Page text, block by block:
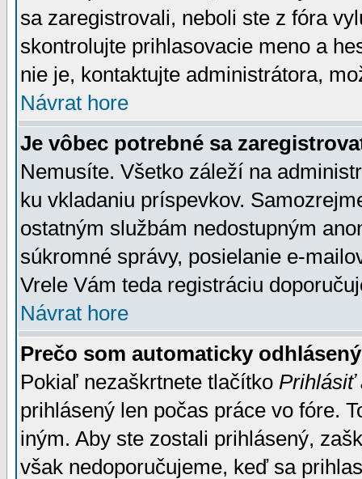
sa zaregistrovali, neboli ste z fóra
skontrolujte prihlasovacie meno a
nie je, kontaktujte administrátora,
Návrat hore
Je vôbec potrebné sa
Nemusíte. Všetko záleží na
ku vkladaniu príspevkov.
ostatným službám nedostupným
súkromné správy, posielanie e-
Vrele Vám teda registráciu
Návrat hore
Prečo som automaticky
Pokiaľ nezaškrtnete tlačítko Prihlásiť
prihlásený len počas práce vo fóre.
iným. Aby ste zostali prihlásený,
však nedoporučujeme, keď sa